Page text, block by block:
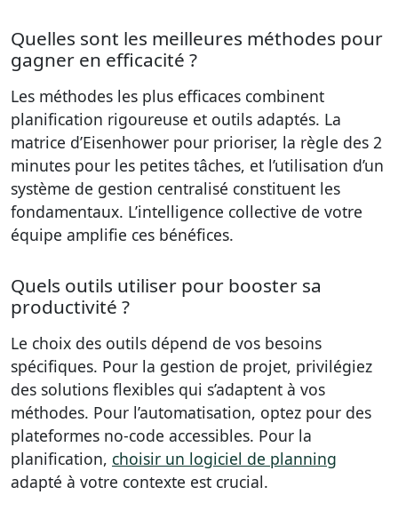
Quelles sont les meilleures méthodes pour
gagner en efficacité ?
Les méthodes les plus efficaces combinent
planification rigoureuse et outils adaptés. La
matrice d’Eisenhower pour prioriser, la règle des 2
minutes pour les petites tâches, et l’utilisation d’un
système de gestion centralisé constituent les
fondamentaux. L’intelligence collective de votre
équipe amplifie ces bénéfices.
Quels outils utiliser pour booster sa
productivité ?
Le choix des outils dépend de vos besoins
spécifiques. Pour la gestion de projet, privilégiez
des solutions flexibles qui s’adaptent à vos
méthodes. Pour l’automatisation, optez pour des
plateformes no-code accessibles. Pour la
planification, choisir un logiciel de planning
adapté à votre contexte est crucial.